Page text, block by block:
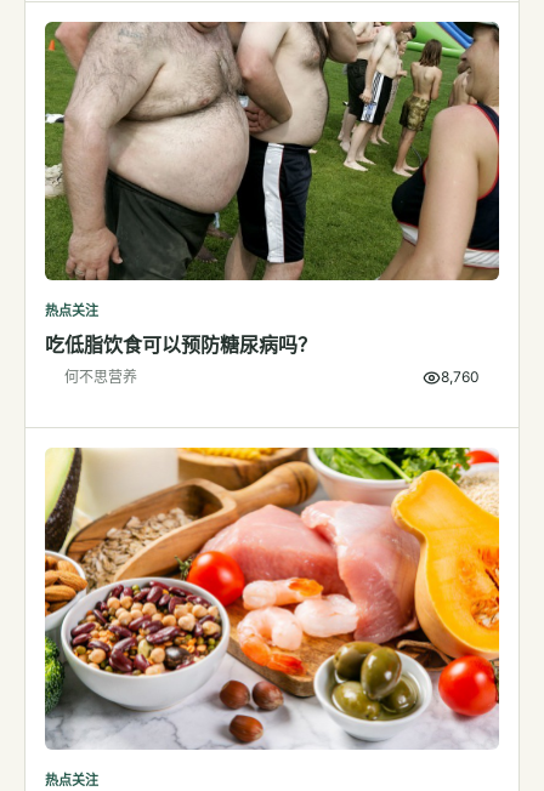
指标解读
体检与复查
医学百科
视频
视频博客
营养科普视频
热点关注
吃低脂饮食可以预防糖尿病吗？
何不思营养 8,760
热点关注